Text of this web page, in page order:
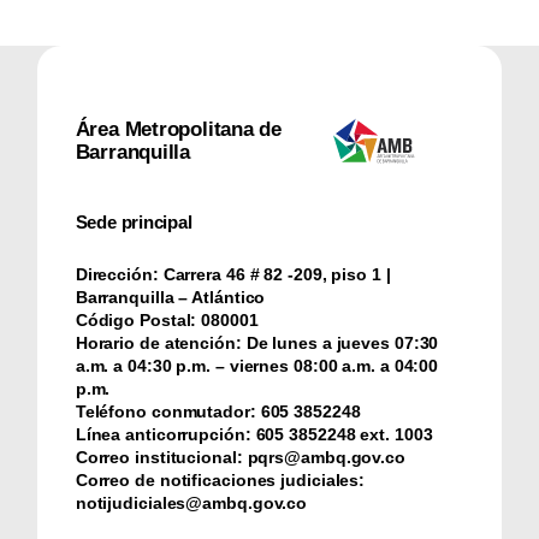
Área Metropolitana de
Barranquilla
Sede principal
Dirección: Carrera 46 # 82 -209, piso 1 |
Barranquilla – Atlántico
Código Postal: 080001
Horario de atención: De lunes a jueves 07:30
a.m. a 04:30 p.m. – viernes 08:00 a.m. a 04:00
p.m.
Teléfono conmutador: ‪605 3852248
Línea anticorrupción: ‪605 3852248 ext. 1003
Correo institucional: pqrs@ambq.gov.co
Correo de notificaciones judiciales:
notijudiciales@ambq.gov.co